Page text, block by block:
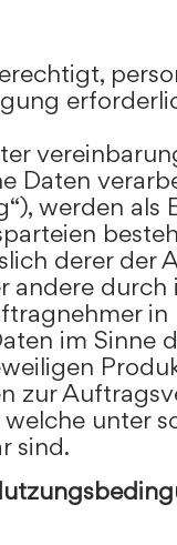
Daten
werden als
derer der
andere
im Sinne
zur
unter
sind.